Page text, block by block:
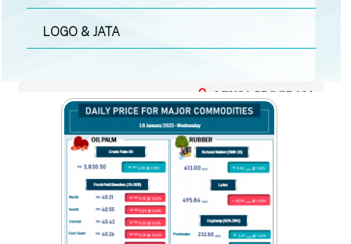
LOGO & JATA
LENSA PROGRAM